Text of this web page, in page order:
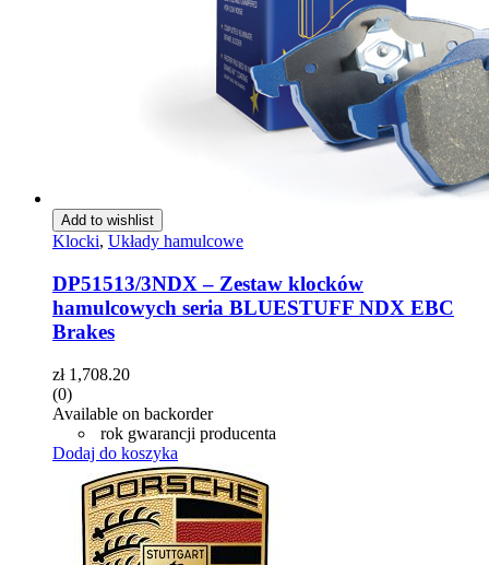
Add to wishlist
Klocki, Układy hamulcowe
DP51513/3NDX – Zestaw klocków
hamulcowych seria BLUESTUFF NDX EBC
Brakes
zł1,708.20
(0)
Available on backorder
rok gwarancji producenta
Dodaj do koszyka